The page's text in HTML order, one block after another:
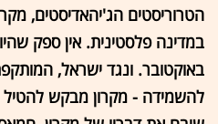
הטרוריסטים הג'יהאדיסטים,
באוקטובר. ונגד ישראל,
להשמידה - מקרון מבקש להטיל